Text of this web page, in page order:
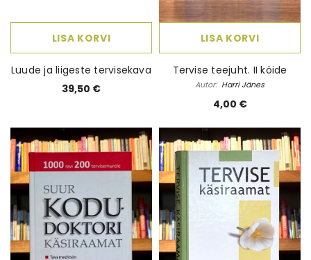
LISA KORVI
Luude ja liigeste tervisekava
39,50 €
LISA KORVI
Tervise teejuht. II köide
Autor: Harri Jänes
4,00 €